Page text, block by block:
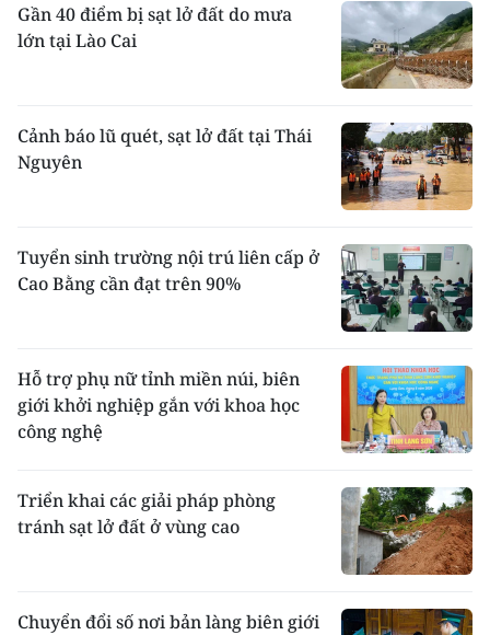
Gần 40 điểm bị sạt lở đất do mưa
lớn tại Lào Cai
Cảnh báo lũ quét, sạt lở đất tại Thái
Nguyên
Tuyển sinh trường nội trú liên cấp ở
Cao Bằng cần đạt trên 90%
Hỗ trợ phụ nữ tỉnh miền núi, biên
giới khởi nghiệp gắn với khoa học
công nghệ
Triển khai các giải pháp phòng
tránh sạt lở đất ở vùng cao
Chuyển đổi số nơi bản làng biên giới